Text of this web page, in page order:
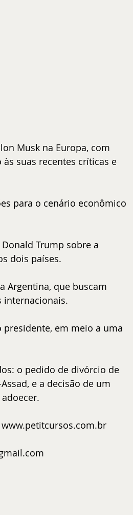
Musk na Europa, com
suas recentes críticas e
para o cenário econômico
Trump sobre a
dois países.
Argentina, que buscam
internacionais.
em meio a uma
o pedido de divórcio de
e a decisão de um
www.petitcursos.com.br